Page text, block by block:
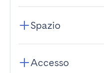
Spazio
Accesso